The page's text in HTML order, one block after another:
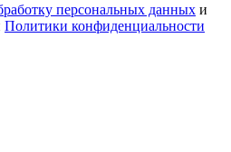
персональных данных и
Политики конфиденциальности